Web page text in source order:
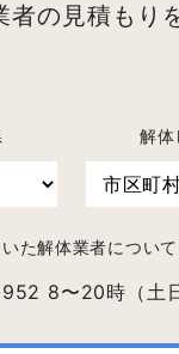
者の見積もり
解体
た解体業者につい